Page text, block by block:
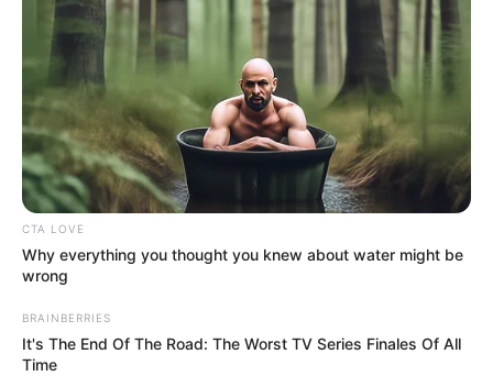
Πού μπορώ να δω τις προγραμματισμένες απεργίες
και κινητοποιήσεις;
Υπάρχει άμεση καταγραφή για σεισμικές δονήσεις; +
Καλύπτετε θέματα που αφορούν επιδόματα και
παροχές;
Υπάρχει κάλυψη για τον Αθλητισμό;
CTA LOVE
Why everything you thought you knew about water might be
wrong
BRAINBERRIES
It's The End Of The Road: The Worst TV Series Finales Of All
Time